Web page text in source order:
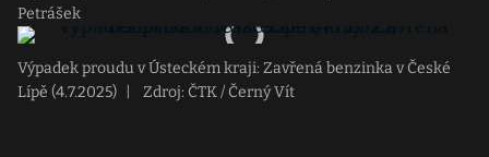
Petrášek
Výpadek proudu v Ústeckém kraji: Zavřená benzinka v České
Lípě (4.7.2025)
Zdroj: ČTK / Černý Vít